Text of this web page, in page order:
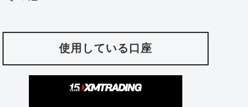
使用している口座